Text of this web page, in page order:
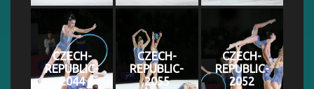
CZECH-
REPUBLIC-
2044
CZECH-
REPUBLIC-
2055
CZECH-
REPUBLIC-
2052